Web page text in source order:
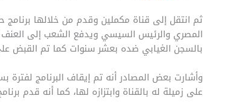
ثم انتقل إلى قناة مكملين وقدم من خلالها برنامج
المصري والرئيس السيسي ويدفع الشعب إلى
بالسجن الغيابي ضده بعشر سنوات كما تم القبض
وأشارت بعض المصادر أنه تم إيقاف البرنامج
على زميلة له بالقناة وابتزازه لها، كما أنه قدم